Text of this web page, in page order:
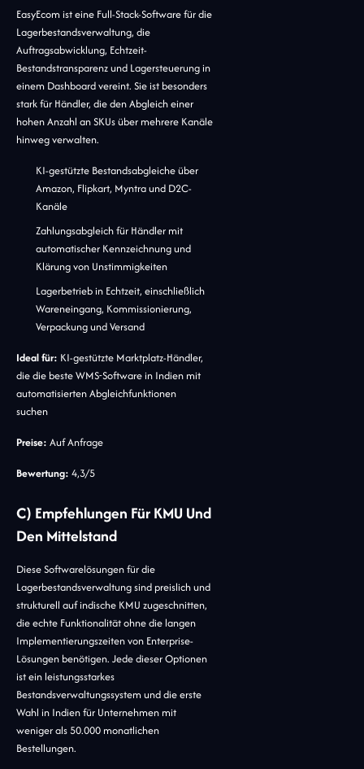
EasyEcom ist eine Full-Stack-Software für die
Lagerbestandsverwaltung, die
Auftragsabwicklung, Echtzeit-
Bestandstransparenz und Lagersteuerung in
einem Dashboard vereint. Sie ist besonders
stark für Händler, die den Abgleich einer
hohen Anzahl an SKUs über mehrere Kanäle
hinweg verwalten.
KI-gestützte Bestandsabgleiche über
Amazon, Flipkart, Myntra und D2C-
Kanäle
Zahlungsabgleich für Händler mit
automatischer Kennzeichnung und
Klärung von Unstimmigkeiten
Lagerbetrieb in Echtzeit, einschließlich
Wareneingang, Kommissionierung,
Verpackung und Versand
Ideal für: KI-gestützte Marktplatz-Händler,
die die beste WMS-Software in Indien mit
automatisierten Abgleichfunktionen
suchen
Preise: Auf Anfrage
Bewertung: 4,3/5
C) Empfehlungen Für KMU Und
Den Mittelstand
Diese Softwarelösungen für die
Lagerbestandsverwaltung sind preislich und
strukturell auf indische KMU zugeschnitten,
die echte Funktionalität ohne die langen
Implementierungszeiten von Enterprise-
Lösungen benötigen. Jede dieser Optionen
ist ein leistungsstarkes
Bestandsverwaltungssystem und die erste
Wahl in Indien für Unternehmen mit
weniger als 50.000 monatlichen
Bestellungen.